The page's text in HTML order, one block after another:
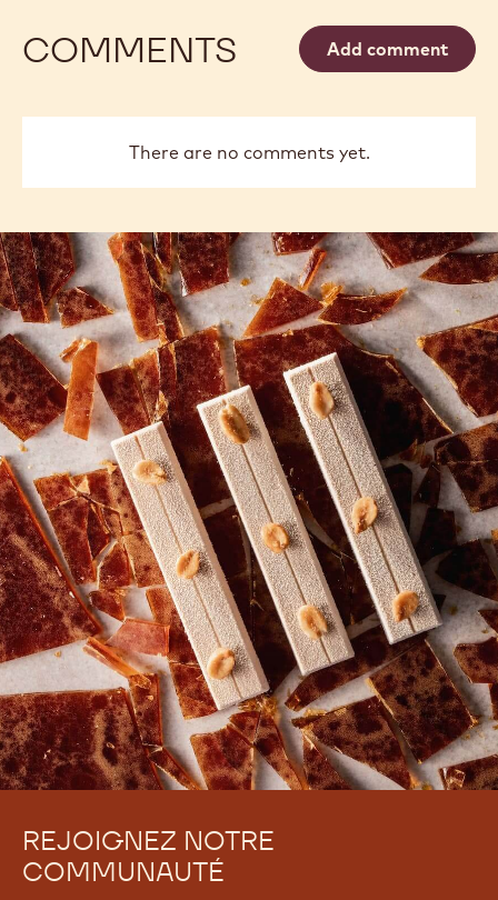
COMMENTS Add comment
There are no comments yet.
REJOIGNEZ NOTRE
COMMUNAUTÉ